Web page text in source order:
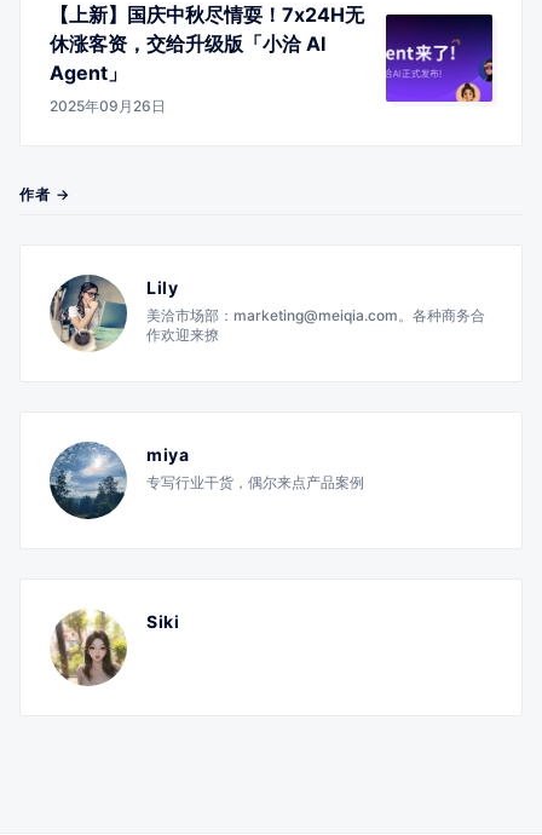
【上新】国庆中秋尽情耍！7x24H无
休涨客资，交给升级版「小洽 AI
Agent」
2025年09月26日
作者 →
Lily
美洽市场部：marketing@meiqia.com。各种商务合
作欢迎来撩
miya
专写行业干货，偶尔来点产品案例
Siki